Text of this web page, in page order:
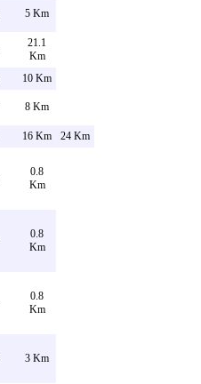
5 Km
21.1
Km
10 Km
8 Km
16 Km 24 Km
0.8
Km
0.8
Km
0.8
Km
3 Km